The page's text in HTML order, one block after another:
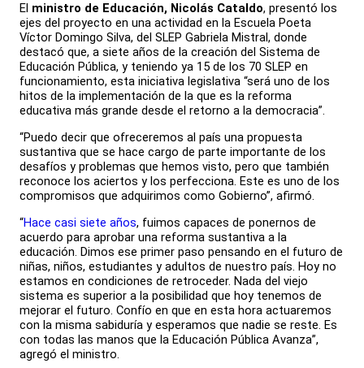
El ministro de Educación, Nicolás Cataldo, presentó los
ejes del proyecto en una actividad en la Escuela Poeta
Víctor Domingo Silva, del SLEP Gabriela Mistral, donde
destacó que, a siete años de la creación del Sistema de
Educación Pública, y teniendo ya 15 de los 70 SLEP en
funcionamiento, esta iniciativa legislativa “será uno de los
hitos de la implementación de la que es la reforma
educativa más grande desde el retorno a la democracia”.
“Puedo decir que ofreceremos al país una propuesta
sustantiva que se hace cargo de parte importante de los
desafíos y problemas que hemos visto, pero que también
reconoce los aciertos y los perfecciona. Este es uno de los
compromisos que adquirimos como Gobierno”, afirmó.
“Hace casi siete años, fuimos capaces de ponernos de
acuerdo para aprobar una reforma sustantiva a la
educación. Dimos ese primer paso pensando en el futuro de
niñas, niños, estudiantes y adultos de nuestro país. Hoy no
estamos en condiciones de retroceder. Nada del viejo
sistema es superior a la posibilidad que hoy tenemos de
mejorar el futuro. Confío en que en esta hora actuaremos
con la misma sabiduría y esperamos que nadie se reste. Es
con todas las manos que la Educación Pública Avanza”,
agregó el ministro.